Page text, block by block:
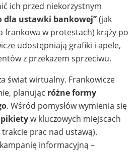
ich przed niekorzystnym
dla ustawki bankowej”(jak
frankowa w protestach) krąży po
udostępniają grafiki i apele,
z przekazem sprzeciwu.
świat wirtualny. Frankowicze
planując różne formy
. Wśród pomysłów wymienia się
w kluczowych miejscach
prac nad ustawą).
informacyjną –